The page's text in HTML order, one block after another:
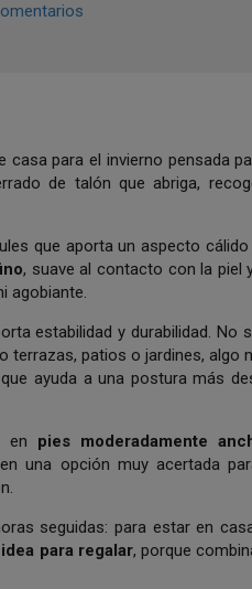
casa para el invierno pensada
de talón que abriga,
que aporta un aspecto
, suave al contacto con la piel
agobiante.
estabilidad y durabilidad. No
terrazas, patios o jardines, algo
ayuda a una postura más
en pies moderadamente
una opción muy acertada
seguidas: para estar en
idea para regalar, porque